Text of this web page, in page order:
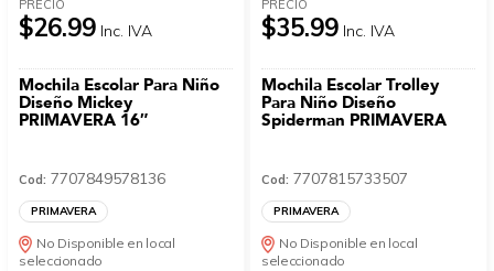
PRECIO
$26.99 Inc. IVA
Mochila Escolar Para Niño
Diseño Mickey
PRIMAVERA 16″
Cod: 7707849578136
PRIMAVERA
No Disponible en local
seleccionado
PRECIO
$35.99 Inc. IVA
Mochila Escolar Trolley
Para Niño Diseño
Spiderman PRIMAVERA
Cod: 7707815733507
PRIMAVERA
No Disponible en local
seleccionado